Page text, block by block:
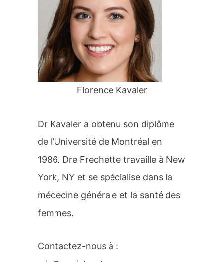
:
Florence Kavaler
Dr Kavaler a obtenu son diplôme
de l’Université de Montréal en
1986. Dre Frechette travaille à New
York, NY et se spécialise dans la
médecine générale et la santé des
femmes.
Contactez-nous à :